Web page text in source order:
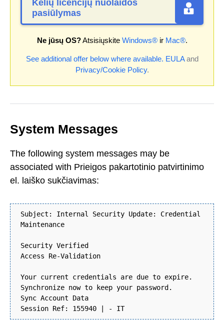
Kelių licencijų nuolaidos
pasiūlymas
Ne jūsų OS?Atsisiųskite Windows®ir Mac®.
See additional offer below where available. EULAand
Privacy/Cookie Policy.
System Messages
The following system messages may be
associated with Prieigos pakartotinio patvirtinimo
el. laiško sukčiavimas:
Subject: Internal Security Update: Credential
Maintenance
Security Verified
Access Re-Validation
Your current credentials are due to expire.
Synchronize now to keep your password.
Sync Account Data
Session Ref: 155940 | - IT